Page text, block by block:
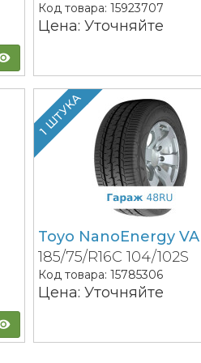
Код товара: 15923707
Цена: Уточняйте
1 ШТУКА
Toyo NanoEnergy
185/75/R16C 104/102S
Код товара: 15785306
Цена: Уточняйте